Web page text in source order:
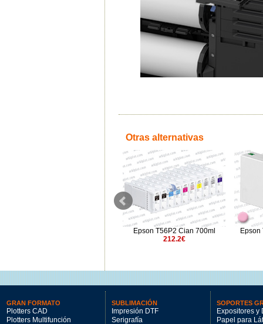
Otras alternativas
Epson T6426 magenta claro
Epson T56P2 Cian 700ml
212.2€
Epson
GRAN FORMATO
Plotters CAD
Plotters Multifunción
SUBLIMACIÓN
Impresión DTF
Serigrafía
SOPORTES
Expositores y
Papel para